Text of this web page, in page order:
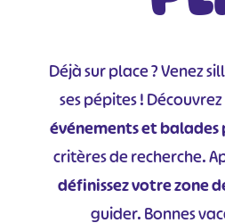
Déjà sur place ? Venez
ses pépites ! Découvrez
événements et balades
critères de recherche.
définissez votre zone
guider. Bonnes